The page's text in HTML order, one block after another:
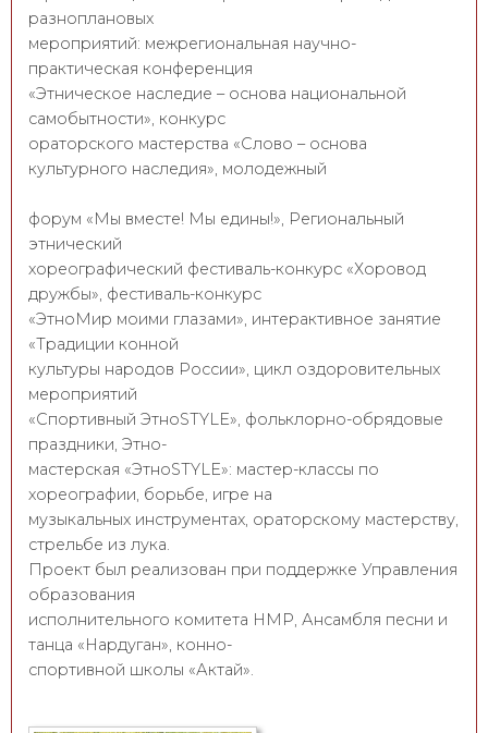
разноплановых
мероприятий: межрегиональная научно-
практическая конференция
«Этническое наследие – основа национальной
самобытности», конкурс
ораторского мастерства «Слово – основа
культурного наследия», молодежный
форум «Мы вместе! Мы едины!», Региональный
этнический
хореографический фестиваль-конкурс «Хоровод
дружбы», фестиваль-конкурс
«ЭтноМир моими глазами», интерактивное занятие
«Традиции конной
культуры народов России», цикл оздоровительных
мероприятий
«Спортивный ЭтноSTYLE», фольклорно-обрядовые
праздники, Этно-
мастерская «ЭтноSTYLE»: мастер-классы по
хореографии, борьбе, игре на
музыкальных инструментах, ораторскому мастерству,
стрельбе из лука.
Проект был реализован при поддержке Управления
образования
исполнительного комитета НМР, Ансамбля песни и
танца «Нардуган», конно-
спортивной школы «Актай».